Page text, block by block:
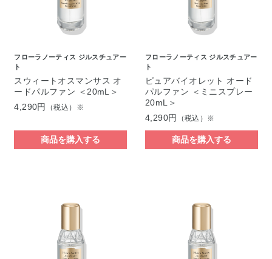
フローラノーティス ジルスチュアー
ト
スウィートオスマンサス オ
ードパルファン ＜20mL＞
4,290円
（税込）※
商品を購入する
フローラノーティス ジルスチュアー
ト
ピュアバイオレット オード
パルファン ＜ミニスプレー
20mL＞
4,290円
（税込）※
商品を購入する